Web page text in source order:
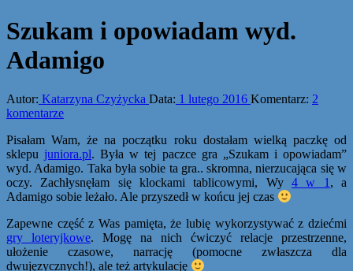
Szukam i opowiadam wyd.
Adamigo
Autor: Katarzyna Czyżycka Data: 1 lutego 2016 Komentarz: 2
komentarze
Pisałam Wam, że na początku roku dostałam wielką paczkę od
sklepu juniora.pl. Była w tej paczce gra „Szukam i opowiadam”
wyd. Adamigo. Taka była sobie ta gra.. skromna, nierzucająca się w
oczy. Zachłysnęłam się klockami tablicowymi, Wy 4 w 1 , a
Adamigo sobie leżało. Ale przyszedł w końcu jej czas
Zapewne część z Was pamięta, że lubię wykorzystywać z dziećmi
gry loteryjkowe. Mogę na nich ćwiczyć relacje przestrzenne,
ułożenie czasowe, narrację (pomocne zwłaszcza dla
dwujęzycznych!), ale też artykulację